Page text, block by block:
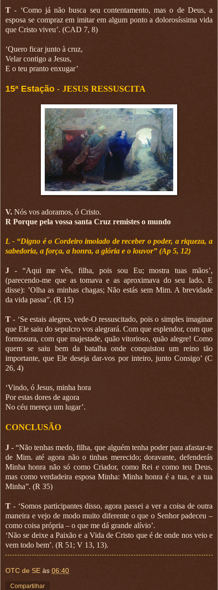
T - ‘Como já não busca seu contentamento, mas o de Deus, a
esposa se compraz em imitar em algum ponto a dolorosíssima vida
que Cristo viveu’. (CAD 7, 8)
‘Quero ficar junto à cruz,
Velar contigo a Jesus,
E o teu pranto enxugar’
15ª Estação - JESUS RESSUSCITA
V. Nós vos adoramos, ó Cristo.
R Porque pela vossa santa Cruz remistes o mundo
L - “Digno é o Cordeiro imolado de receber o poder, a riqueza, a
sabedoria, a força, a honra, a glória e o louvor” (Ap 5, 12)
J - “Aqui me vês, filha, pois sou Eu; mostra tuas mãos’,
(parecendo-me que as tomava e as aproximava do seu lado. E
disse): ’Olha as minhas chagas; Não estás sem Mim. A brevidade
da vida passa”. (R 15)
T - ‘Se estais alegres, vede-O ressuscitado, pois o simples imaginar
que Ele saiu do sepulcro vos alegrará. Com que esplendor, com que
formosura, com que majestade, quão vitorioso, quão alegre! Como
quem se saiu bem da batalha onde conquistou um reino tão
importante, que Ele deseja dar-vos por inteiro, junto Consigo’ (C
26, 4)
‘Vindo, ó Jesus, minha hora
Por estas dores de agora
No céu mereça um lugar’.
CONCLUSÃO
J - “Não tenhas medo, filha, que alguém tenha poder para afastar-te
de Mim. até agora não o tinhas merecido; doravante, defenderás
Minha honra não só como Criador, como Rei e como teu Deus,
mas como verdadeira esposa Minha: Minha honra é a tua, e a tua
Minha”. (R 35)
T - ‘Somos participantes disso, agora passei a ver a coisa de outra
maneira e vejo de modo muito diferente o que o Senhor padeceu –
como coisa própria – o que me dá grande alívio’.
‘Não se deixe a Paixão e a Vida de Cristo que é de onde nos veio e
vem todo bem’. (R 51; V 13, 13).
OTC de SE às 06:40
Compartilhar